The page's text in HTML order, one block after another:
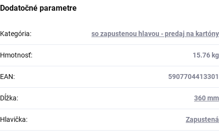
Dodatočné parametre
Kategória: so zapustenou hlavou - predaj na kartóny
Hmotnosť: 15.76 kg
EAN: 5907704413301
Dĺžka: 360 mm
Hlavička: Zapustená